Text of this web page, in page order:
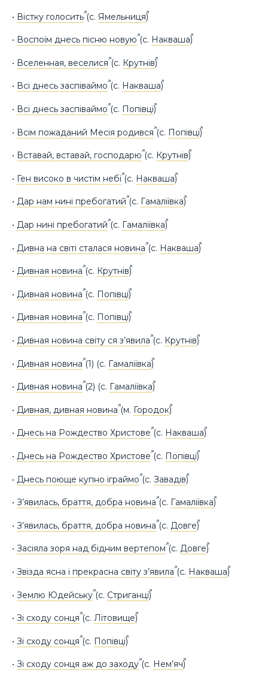
• Вістку голосить(с. Ямельниця)
• Воспоїм днесь пісню новую(с. Накваша)
• Вселенная, веселися(с. Крутнів)
• Всі днесь заспіваймо(с. Накваша)
• Всі днесь заспіваймо(с. Попівці)
• Всім пожаданий Месія родився(с. Попівці)
• Вставай, вставай, господарю(с. Крутнів)
• Ген високо в чистім небі(с. Накваша)
• Дар нам нині пребогатий(с. Гамаліївка)
• Дар нині пребогатий(с. Гамаліївка)
• Дивна на світі сталася новина(с. Накваша)
• Дивная новина(с. Крутнів)
• Дивная новина(с. Попівці)
• Дивная новина(с. Попівці)
• Дивная новина світу ся з’явила(с. Крутнів)
• Дивная новина(1) (с. Гамаліївка)
• Дивная новина(2) (с. Гамаліївка)
• Дивная, дивная новина(м. Городок)
• Днесь на Рождество Христове(с. Накваша)
• Днесь на Рождество Христове(с. Попівці)
• Днесь поюще купно іграймо(с. Завадів)
• З’явилась, браття, добра новина(с. Гамаліївка)
• З’явилась, браття, добра новина(с. Довге)
• Засіяла зоря над бідним вертепом(с. Довге)
• Звізда ясна і прекрасна світу з’явила(с. Накваша)
• Землю Юдейську(с. Стриганці)
• Зі сходу сонця(с. Літовище)
• Зі сходу сонця(с. Попівці)
• Зі сходу сонця аж до заходу(с. Нем’яч)